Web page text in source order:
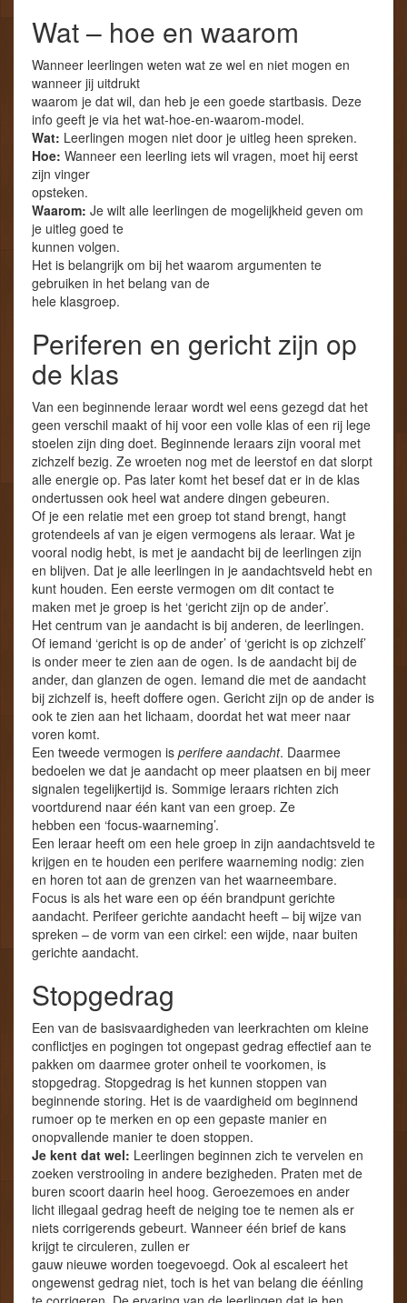
Wat – hoe en waarom
Wanneer leerlingen weten wat ze wel en niet mogen en
wanneer jij uitdrukt
waarom je dat wil, dan heb je een goede startbasis. Deze
info geeft je via het wat-hoe-en-waarom-model.
Wat: Leerlingen mogen niet door je uitleg heen spreken.
Hoe: Wanneer een leerling iets wil vragen, moet hij eerst
zijn vinger
opsteken.
Waarom: Je wilt alle leerlingen de mogelijkheid geven om
je uitleg goed te
kunnen volgen.
Het is belangrijk om bij het waarom argumenten te
gebruiken in het belang van de
hele klasgroep.
Periferen en gericht zijn op
de klas
Van een beginnende leraar wordt wel eens gezegd dat het
geen verschil maakt of hij voor een volle klas of een rij lege
stoelen zijn ding doet. Beginnende leraars zijn vooral met
zichzelf bezig. Ze wroeten nog met de leerstof en dat slorpt
alle energie op. Pas later komt het besef dat er in de klas
ondertussen ook heel wat andere dingen gebeuren.
Of je een relatie met een groep tot stand brengt, hangt
grotendeels af van je eigen vermogens als leraar. Wat je
vooral nodig hebt, is met je aandacht bij de leerlingen zijn
en blijven. Dat je alle leerlingen in je aandachtsveld hebt en
kunt houden. Een eerste vermogen om dit contact te
maken met je groep is het ‘gericht zijn op de ander’.
Het centrum van je aandacht is bij anderen, de leerlingen.
Of iemand ‘gericht is op de ander’ of ‘gericht is op zichzelf’
is onder meer te zien aan de ogen. Is de aandacht bij de
ander, dan glanzen de ogen. Iemand die met de aandacht
bij zichzelf is, heeft doffere ogen. Gericht zijn op de ander is
ook te zien aan het lichaam, doordat het wat meer naar
voren komt.
Een tweede vermogen is perifere aandacht. Daarmee
bedoelen we dat je aandacht op meer plaatsen en bij meer
signalen tegelijkertijd is. Sommige leraars richten zich
voortdurend naar één kant van een groep. Ze
hebben een ‘focus-waarneming’.
Een leraar heeft om een hele groep in zijn aandachtsveld te
krijgen en te houden een perifere waarneming nodig: zien
en horen tot aan de grenzen van het waarneembare.
Focus is als het ware een op één brandpunt gerichte
aandacht. Perifeer gerichte aandacht heeft – bij wijze van
spreken – de vorm van een cirkel: een wijde, naar buiten
gerichte aandacht.
Stopgedrag
Een van de basisvaardigheden van leerkrachten om kleine
conflictjes en pogingen tot ongepast gedrag effectief aan te
pakken om daarmee groter onheil te voorkomen, is
stopgedrag. Stopgedrag is het kunnen stoppen van
beginnende storing. Het is de vaardigheid om beginnend
rumoer op te merken en op een gepaste manier en
onopvallende manier te doen stoppen.
Je kent dat wel: Leerlingen beginnen zich te vervelen en
zoeken verstrooiing in andere bezigheden. Praten met de
buren scoort daarin heel hoog. Geroezemoes en ander
licht illegaal gedrag heeft de neiging toe te nemen als er
niets corrigerends gebeurt. Wanneer één brief de kans
krijgt te circuleren, zullen er
gauw nieuwe worden toegevoegd. Ook al escaleert het
ongewenst gedrag niet, toch is het van belang die éénling